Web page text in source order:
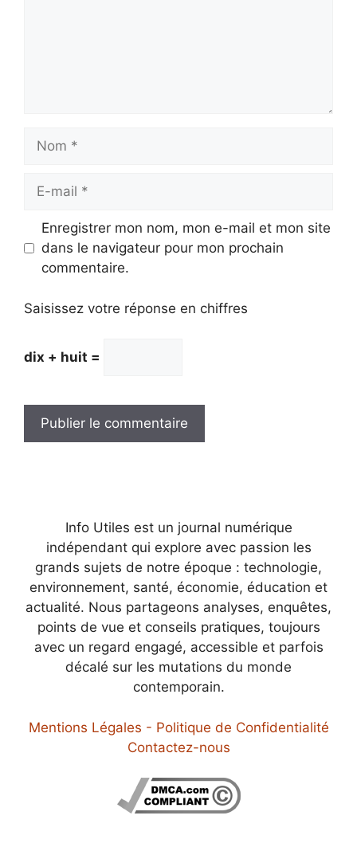
Nom
Enregistrer mon nom, mon e-mail et mon site
dans le navigateur pour mon prochain
commentaire.
Saisissez votre réponse en chiffres
dix + huit =
Info Utiles est un journal numérique
indépendant qui explore avec passion les
grands sujets de notre époque : technologie,
environnement, santé, économie, éducation et
actualité. Nous partageons analyses, enquêtes,
points de vue et conseils pratiques, toujours
avec un regard engagé, accessible et parfois
décalé sur les mutations du monde
contemporain.
Mentions Légales - Politique de Confidentialité
Contactez-nous